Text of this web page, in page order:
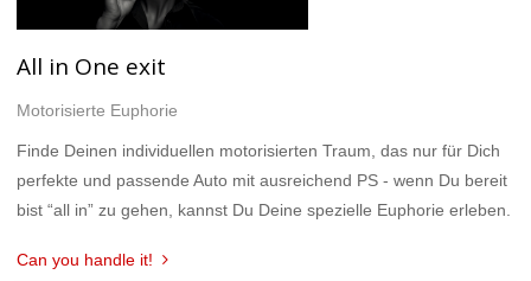
All in One exit
Motorisierte Euphorie
Finde Deinen individuellen motorisierten Traum, das nur für Dich
perfekte und passende Auto mit ausreichend PS - wenn Du bereit
bist “all in” zu gehen, kannst Du Deine spezielle Euphorie erleben.
Can you handle it!